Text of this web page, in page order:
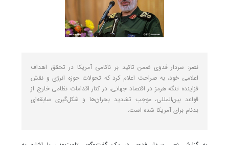
نصر: سردار فدوی ضمن تاکید بر ناکامی آمریکا در تحقق اهداف
اعلامی خود، به صراحت اعلام کرد که تحولات حوزه انرژی و نقش
فزاینده تنگه هرمز در اقتصاد جهانی، در کنار اقدامات نظامی خارج از
قواعد بین‌المللی، موجب تشدید بحران‌ها و شکل‌گیری سابقه‌ای
بدنام برای آمریکا شده است.